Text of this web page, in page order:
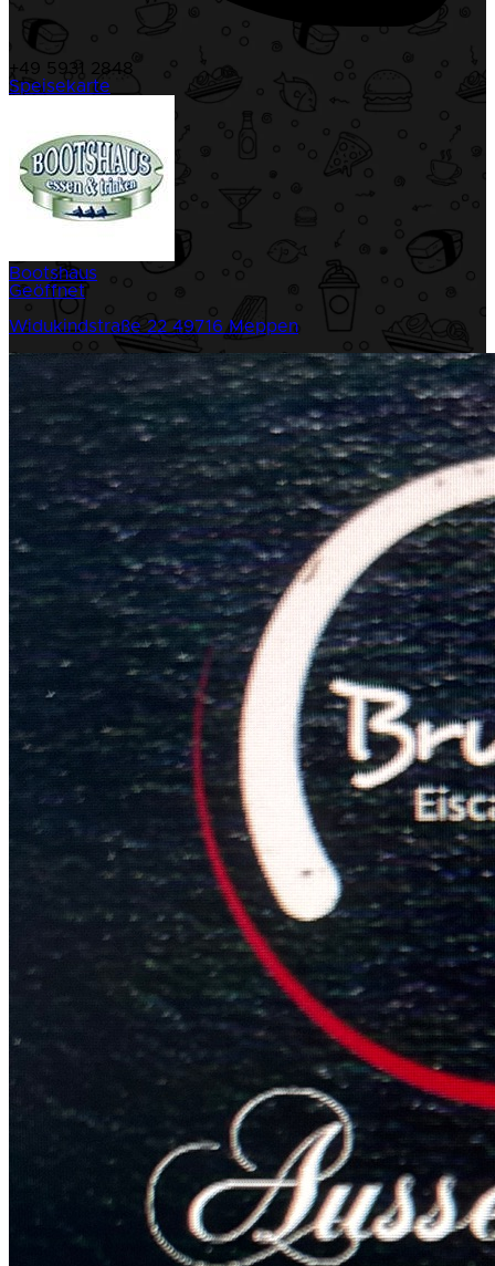
+49 5931 2848
Speisekarte
Bootshaus
Geöffnet
Widukindstraße 22 49716 Meppen